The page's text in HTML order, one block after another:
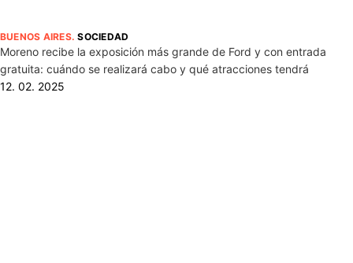
BUENOS AIRES.SOCIEDAD
Moreno recibe la exposición más grande de Ford y con entrada
gratuita: cuándo se realizará cabo y qué atracciones tendrá
12. 02. 2025